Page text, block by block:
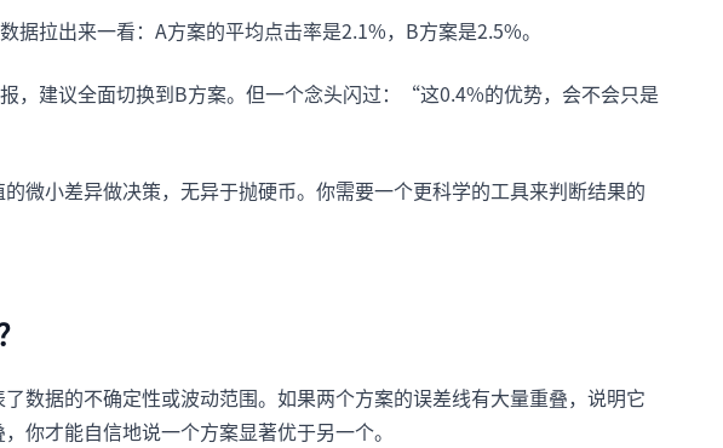
拉出来一看：A方案的平均点击率是2.1%，B方案是2.5%。
，建议全面切换到B方案。但一个念头闪过：“这0.4%的优势，会不会只是
微小差异做决策，无异于抛硬币。你需要一个更科学的工具来判断结果的
据的不确定性或波动范围。如果两个方案的误差线有大量重叠，说明它
你才能自信地说一个方案显著优于另一个。